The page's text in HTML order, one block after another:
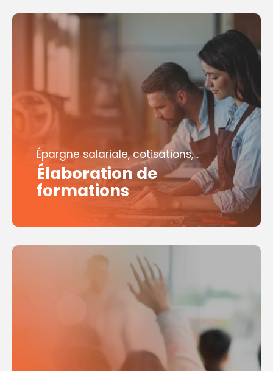
Épargne salariale, cotisations,...
Élaboration de
formations